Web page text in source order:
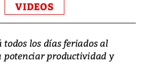
VIDEOS
todos los días feriados al
potenciar productividad y